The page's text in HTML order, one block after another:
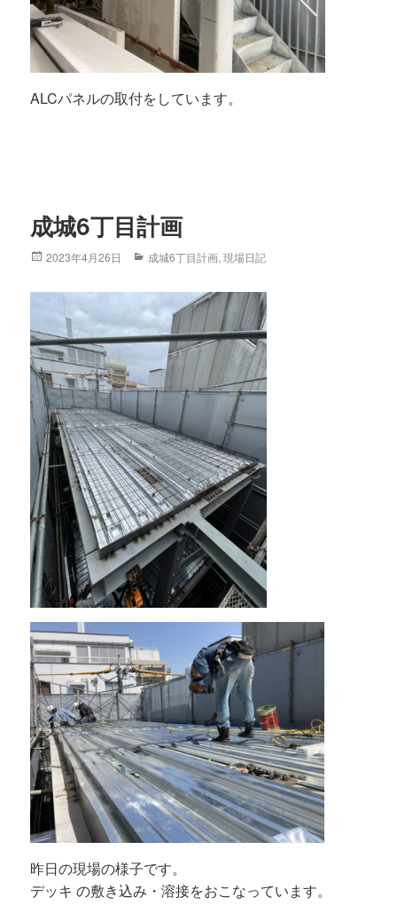
ALCパネルの取付をしています。
成城6丁目計画
Posted
2023年4月26日 Categories
成城6丁目計画,現場日記
昨日の現場の様子です。
デッキ の敷き込み・溶接をおこなっています。